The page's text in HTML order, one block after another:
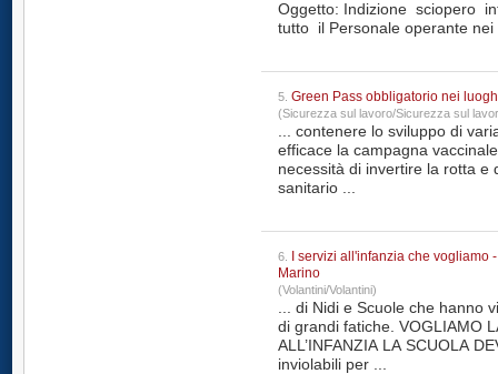
Oggetto: Indizione sciopero
tutto il Personale operante nei
5. Green Pass obbligatorio nei
(Sicurezza sul lavoro/Sicurezza sul
... contenere lo sviluppo di
efficace la campagna vaccinale. La pandemia ha
necessità di invertire la rotta
sanitario ...
6.
I servizi all'infanzia che
Marino
(Volantini/Volantini)
... di Nidi e Scuole che hanno
di grandi fatiche.
ALL’INFANZIA LA SCUOLA
inviolabili per ...